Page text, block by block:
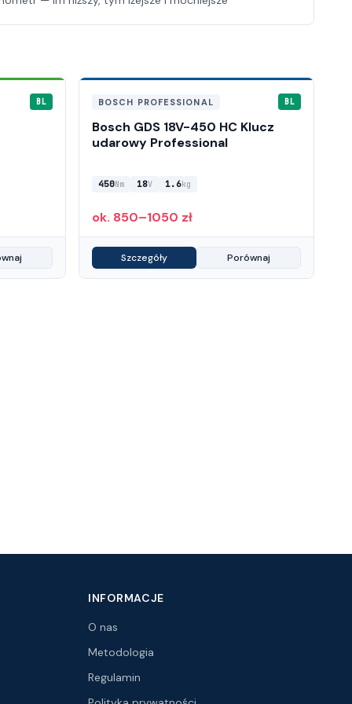
BL BOSCH PROFESSIONAL BL
Bosch GDS 18V-450 HC Klucz
udarowy Professional
450Nm 18V 1.6kg
ok. 850–1050 zł
Szczegóły Porównaj
INFORMACJE
O nas
Metodologia
Regulamin